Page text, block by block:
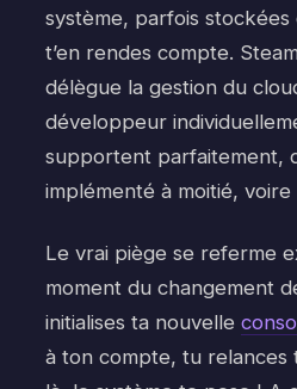
système, parfois
t’en rendes compte.
délègue la gestion du
développeur
supportent parfaitement,
implémenté à moitié,
Le vrai piège se referme
moment du changement
initialises ta nouvelle
à ton compte, tu relances